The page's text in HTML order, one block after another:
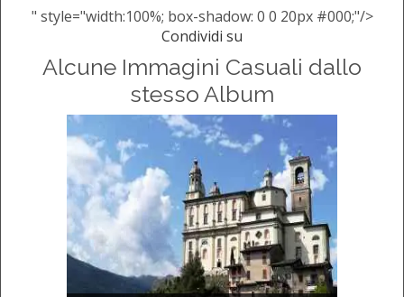
" style="width:100%; box-shadow: 0 0 20px #000;"/>
Condividi su
Alcune Immagini Casuali dallo
stesso Album